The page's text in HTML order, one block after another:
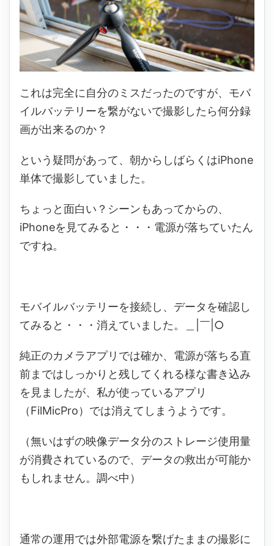
これは完全に自分のミスだったのですが、モバ
イルバッテリーを繋がないで撮影したら何分録
画が出来るのか？
という疑問があって、朝からしばらくはiPhone
単体で撮影していました。
ちょっと面白い？シーンもあってからの、
iPhoneを見てみると・・・電源が落ちていたん
ですね。
モバイルバッテリーを接続し、データを確認し
てみると・・・消えていました。＿|￣|○
純正のカメラアプリでは確か、電源が落ちる直
前まではしっかりと残してくれる様な書き込み
を見ましたが、私が使っているアプリ
（FilMicPro）では消えてしまうようです。
（無いはずの映像データ分のストレージ使用量
が消費されているので、データの救出が可能か
もしれません。調べ中）
通常の運用では外部電源を繋げたままの撮影に